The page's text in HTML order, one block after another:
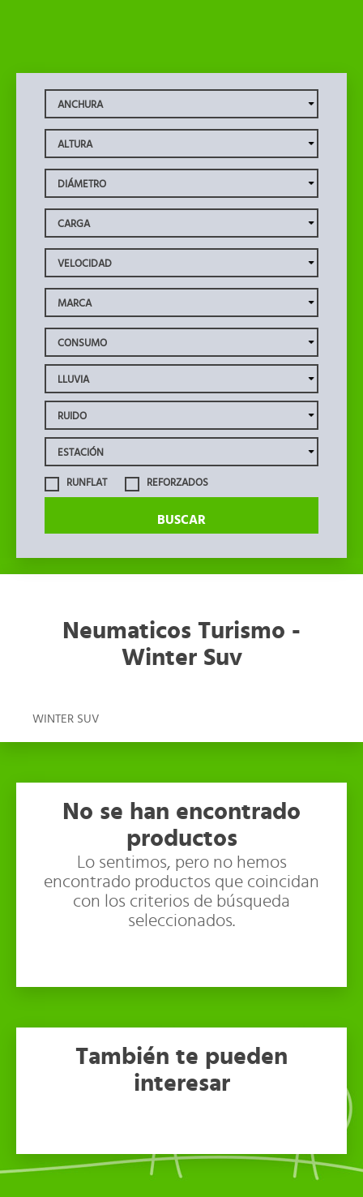
RUNFLAT REFORZADOS
BUSCAR
Neumaticos Turismo -
Winter Suv
WINTER SUV
No se han encontrado
productos
Lo sentimos, pero no hemos
encontrado productos que coincidan
con los criterios de búsqueda
seleccionados.
También te pueden
interesar